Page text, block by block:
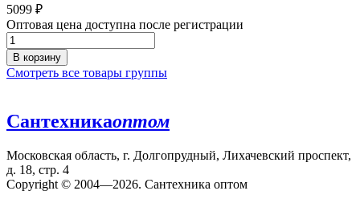
5099 ₽
Оптовая цена доступна после регистрации
В корзину
Смотреть все товары группы
Сантехникаоптом
Московская область, г. Долгопрудный, Лихачевский проспект,
д. 18, стр. 4
Copyright © 2004—2026. Сантехника оптом